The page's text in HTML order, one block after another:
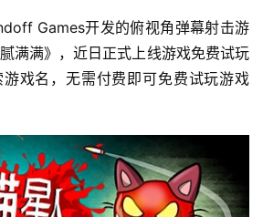
Games开发的俯视角弹幕射击游
满满》，近日正式上线游戏免费试玩
戏名，无需付费即可免费试玩游戏